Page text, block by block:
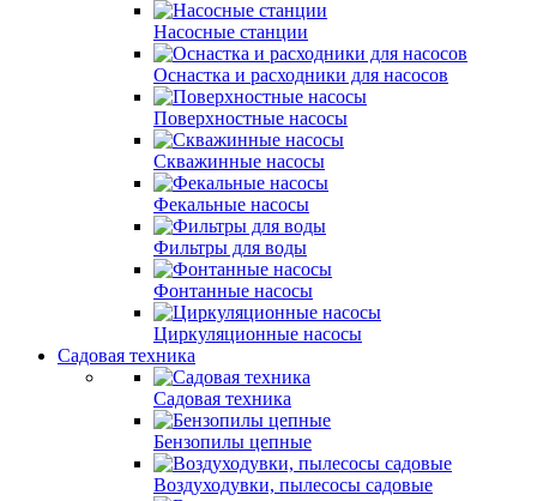
Насосные станции
Оснастка и расходники для насосов
Поверхностные насосы
Скважинные насосы
Фекальные насосы
Фильтры для воды
Фонтанные насосы
Циркуляционные насосы
Садовая техника
Садовая техника
Бензопилы цепные
Воздуходувки, пылесосы садовые